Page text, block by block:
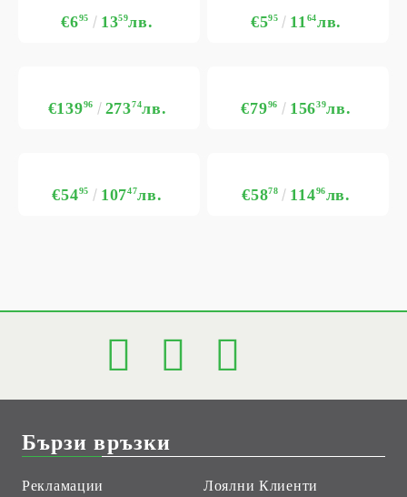
€695 1359лв. €595 1164лв.
€13996 27374лв. €7996 15639лв.
€5495 10747лв. €5878 11496лв.
Бързи връзки
Рекламации
Лоялни Клиенти